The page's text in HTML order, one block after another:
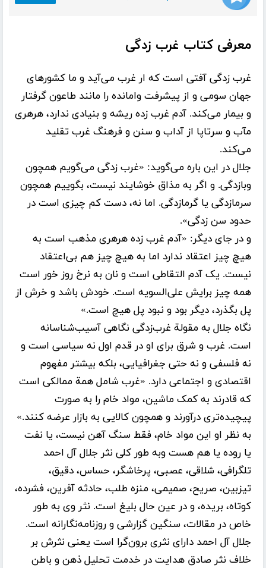
معرفی کتاب غرب زدگی
غرب زدگی آفتی است که ار غرب می‌آید و ما کشورهای
جهان سومی و از پیشرفت وامانده را مانند طاعون گرفتار
و بیمار می‌کند. آدم غرب زده ریشه و بنیادی ندارد، هرهری
مآب و سرتاپا از آداب و سنن و فرهنگ غرب تقلید
می‌کند.
جلال در این باره می‌گوید: «غرب زدگی می‌گویم همچون
وبازدگی. و اگر به مذاق خوشایند نیست، بگوییم همچون
سرمازدگی یا گرمازدگی. اما نه، دست کم چیزی است در
حدود سن زدگی».
و در جای دیگر: «آدم غرب زده هرهری مذهب است به
هیچ چیز اعتقاد ندارد اما به هیچ چیز هم بی‌اعتقاد
نیست. یک آدم التقاطی است و نان به نرخ روز خور است
همه چیز برایش علی‌السویه است. خودش باشد و خرش از
پل بگذرد، دیگر بود و نبود پل هیچ است.»
نگاه جلال به مقولة غرب‌زدگی نگاهی‌ آسیب‌شناسانه
است. غرب و شرق برای او در قدم اول نه سیاسی است و
نه فلسفی و نه حتی جغرافیایی، بلکه بیشتر مفهوم
اقتصادی و اجتماعی دارد. «غرب شامل همة ممالکی است
که قادرند به کمک ماشین، مواد خام را به صورت
پیچیده‌تری درآورند و همچون کالایی به بازار عرضه کنند.»
به نظر او این مواد خام، فقط سنگ آهن نیست، یا نفت
یا روده یا هم هست وبه طور کلی نثر جلال آل احمد
تلگرافی، شلاقی، عصبی، پرخاشگر، حساس، دقیق،
تیزبین، صریح، صمیمی، منزه طلب، حادثه آفرین، فشرده،
کوتاه، بریده، و در عین حال بلیغ است. نثر وی به طور
خاص در مقالات، سنگین گزارشی و روزنامه‌نگارانه است.
جلال آل احمد دارای نثری برون‌گرا است یعنی نثرش بر
خلاف نثر صادق هدایت در خدمت تحلیل ذهن و باطن